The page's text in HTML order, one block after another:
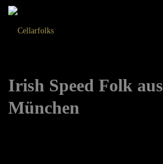
Irish Speed Folk aus
München